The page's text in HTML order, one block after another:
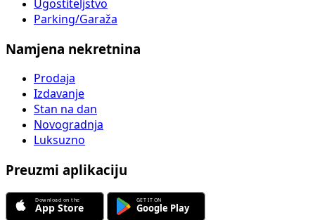
Ugostiteljstvo
Parking/Garaža
Namjena nekretnina
Prodaja
Izdavanje
Stan na dan
Novogradnja
Luksuzno
Preuzmi aplikaciju